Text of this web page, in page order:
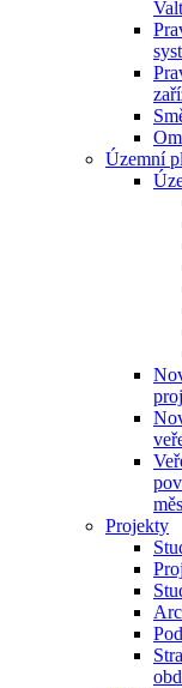
Územní
Projekty